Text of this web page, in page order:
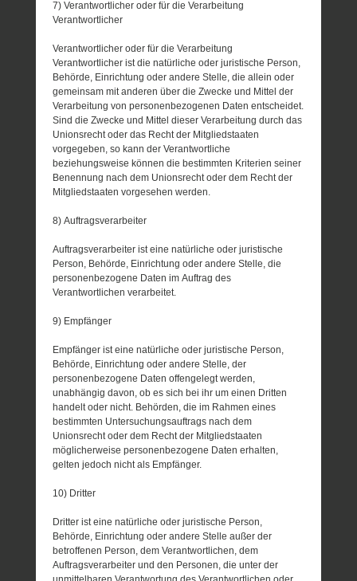
7) Verantwortlicher oder für die Verarbeitung
Verantwortlicher
Verantwortlicher oder für die Verarbeitung
Verantwortlicher ist die natürliche oder juristische Person,
Behörde, Einrichtung oder andere Stelle, die allein oder
gemeinsam mit anderen über die Zwecke und Mittel der
Verarbeitung von personenbezogenen Daten entscheidet.
Sind die Zwecke und Mittel dieser Verarbeitung durch das
Unionsrecht oder das Recht der Mitgliedstaaten
vorgegeben, so kann der Verantwortliche
beziehungsweise können die bestimmten Kriterien seiner
Benennung nach dem Unionsrecht oder dem Recht der
Mitgliedstaaten vorgesehen werden.
8) Auftragsverarbeiter
Auftragsverarbeiter ist eine natürliche oder juristische
Person, Behörde, Einrichtung oder andere Stelle, die
personenbezogene Daten im Auftrag des
Verantwortlichen verarbeitet.
9) Empfänger
Empfänger ist eine natürliche oder juristische Person,
Behörde, Einrichtung oder andere Stelle, der
personenbezogene Daten offengelegt werden,
unabhängig davon, ob es sich bei ihr um einen Dritten
handelt oder nicht. Behörden, die im Rahmen eines
bestimmten Untersuchungsauftrags nach dem
Unionsrecht oder dem Recht der Mitgliedstaaten
möglicherweise personenbezogene Daten erhalten,
gelten jedoch nicht als Empfänger.
10) Dritter
Dritter ist eine natürliche oder juristische Person,
Behörde, Einrichtung oder andere Stelle außer der
betroffenen Person, dem Verantwortlichen, dem
Auftragsverarbeiter und den Personen, die unter der